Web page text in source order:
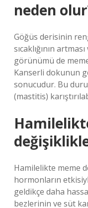
neden
Göğüs derisinin
sıcaklığının
görünümü de
Kanserli dokunun
sonucudur. Bu
(mastitis)
Hamilelikte meme
hormonların
geldikçe daha
bezlerinin ve süt